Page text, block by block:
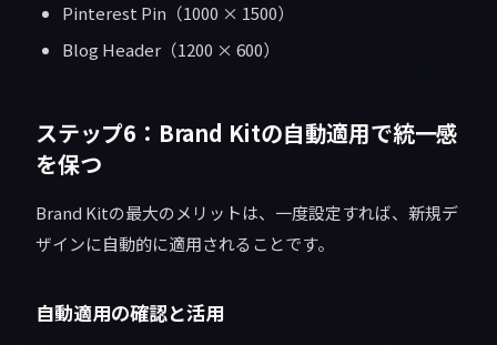
Pinterest Pin（1000 × 1500）
Blog Header（1200 × 600）
ステップ6：Brand Kitの自動適用で統一感
を保つ
Brand Kitの最大のメリットは、一度設定すれば、新規デ
ザインに自動的に適用されることです。
自動適用の確認と活用